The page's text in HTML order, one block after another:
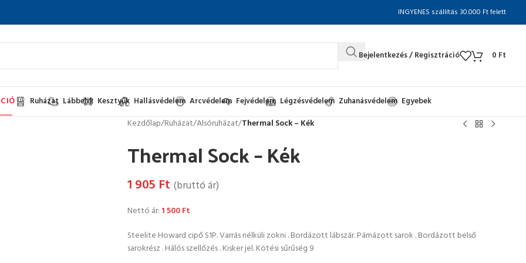
INGYENES szállítás 30.000 Ft felett
Bejelentkezés / Regisztráció 0 Ft
Ruházat Lábbelik Kesztyűk Hallásvédelem Arcvédelem Fejvédelem Légzésvédelem Zuhanásvédelem Egyebek
Kezdőlap/Ruházat/Alsóruházat/Thermal Sock – Kék
Thermal Sock – Kék
1 905 Ft (bruttó ár)
Nettó ár: 1 500Ft
Steelite Howard cipő S1P. Varrás nélküli zokni . Bordázott lábszár. Párnázott sarok . Bordázott belső
sarokrész . Hálós szellőzés . Kisker jel. Kötési sűrűség 9